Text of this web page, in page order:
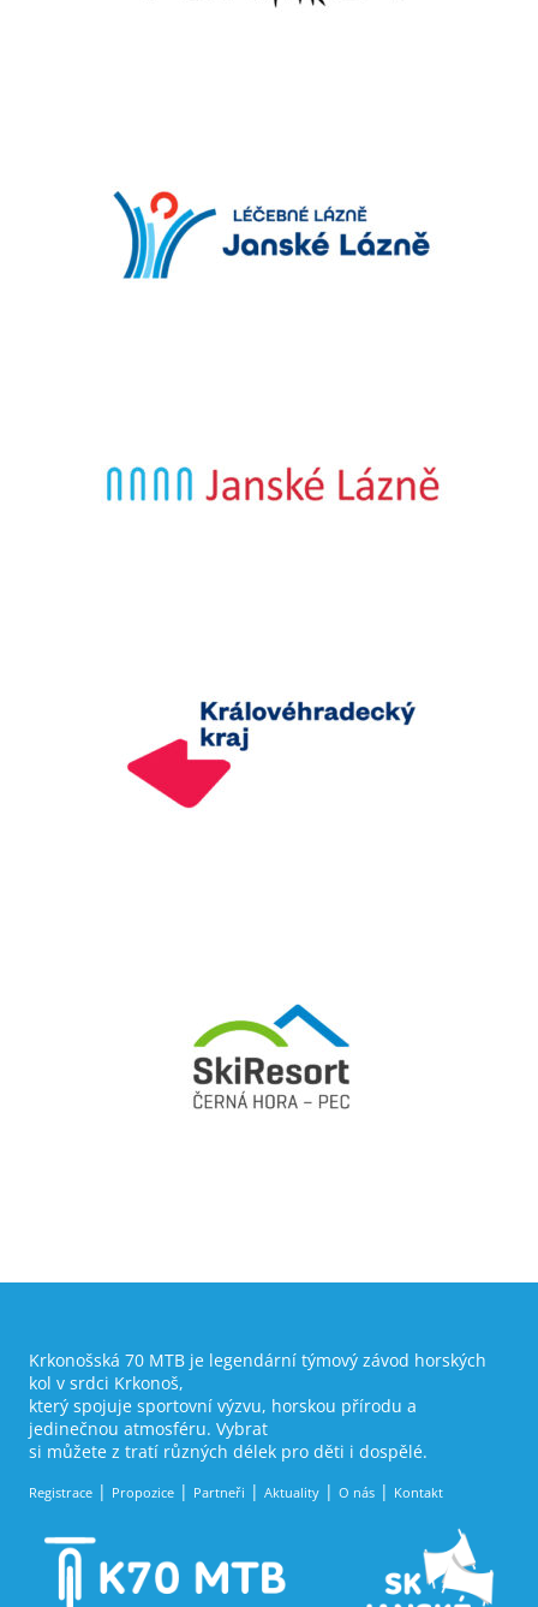
Krkonošská 70 MTB je legendární týmový závod horských
kol v srdci Krkonoš,
který spojuje sportovní výzvu, horskou přírodu a
jedinečnou atmosféru. Vybrat
si můžete z tratí různých délek pro děti i dospělé.
Registrace Propozice Partneři Aktuality O nás Kontakt